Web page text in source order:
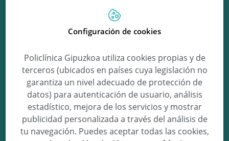
Ongi etorri
Ainhoa!
Ainhoa Plaza Amozarrain
Configuración de cookies
Policlínica Gipuzkoa utiliza cookies propias y de
terceros (ubicados en países cuya legislación no
garantiza un nivel adecuado de protección de
datos) para autenticación de usuario, análisis
estadístico, mejora de los servicios y mostrar
publicidad personalizada a través del análisis de
tu navegación. Puedes aceptar todas las cookies,